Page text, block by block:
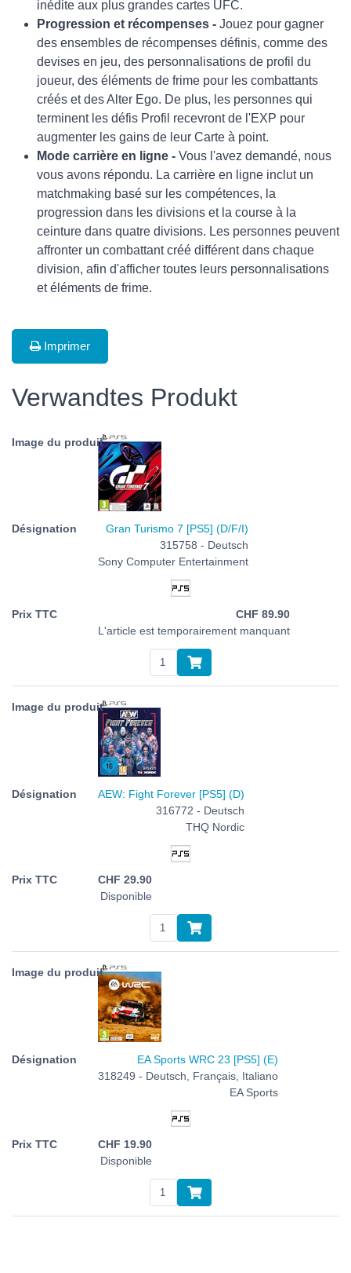
inédite aux plus grandes cartes UFC.
Progression et récompenses - Jouez pour gagner
des ensembles de récompenses définis, comme des
devises en jeu, des personnalisations de profil du
joueur, des éléments de frime pour les combattants
créés et des Alter Ego. De plus, les personnes qui
terminent les défis Profil recevront de l'EXP pour
augmenter les gains de leur Carte à point.
Mode carrière en ligne - Vous l'avez demandé, nous
vous avons répondu. La carrière en ligne inclut un
matchmaking basé sur les compétences, la
progression dans les divisions et la course à la
ceinture dans quatre divisions. Les personnes peuvent
affronter un combattant créé différent dans chaque
division, afin d'afficher toutes leurs personnalisations
et éléments de frime.
Imprimer
Verwandtes Produkt
Gran Turismo 7 [PS5] (D/F/I)
315758 - Deutsch
Sony Computer Entertainment
CHF 89.90
L'article est temporairement manquant
AEW: Fight Forever [PS5] (D)
316772 - Deutsch
THQ Nordic
CHF 29.90
Disponible
EA Sports WRC 23 [PS5] (E)
318249 - Deutsch, Français, Italiano
EA Sports
CHF 19.90
Disponible